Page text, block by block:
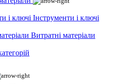
Інструменти і ключі
Витратні матеріали